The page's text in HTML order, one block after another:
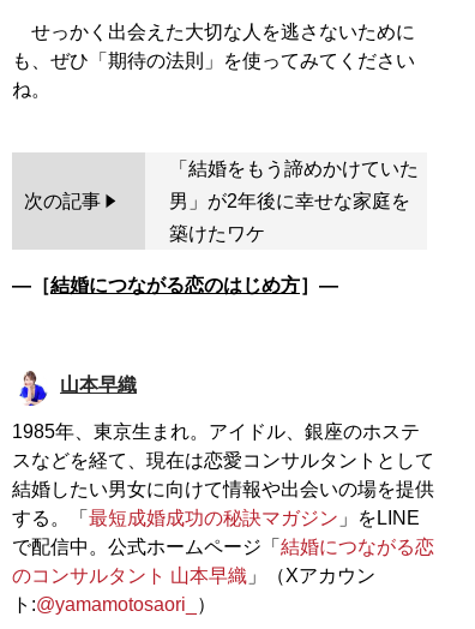
せっかく出会えた大切な人を逃さないために
も、ぜひ「期待の法則」を使ってみてください
次の記事
「結婚をもう諦めかけていた
男」が2年後に幸せな家庭を
築けたワケ
―［結婚につながる恋のはじめ方］―
山本早織
1985年、東京生まれ。アイドル、銀座のホステ
スなどを経て、現在は恋愛コンサルタントとして
結婚したい男女に向けて情報や出会いの場を提供
する。「 最短成婚成功の秘訣マガジン 」をLINE
で配信中。公式ホームページ「 結婚につながる恋
のコンサルタント 山本早織 」（Xアカウン
ト:@yamamotosaori_ ）